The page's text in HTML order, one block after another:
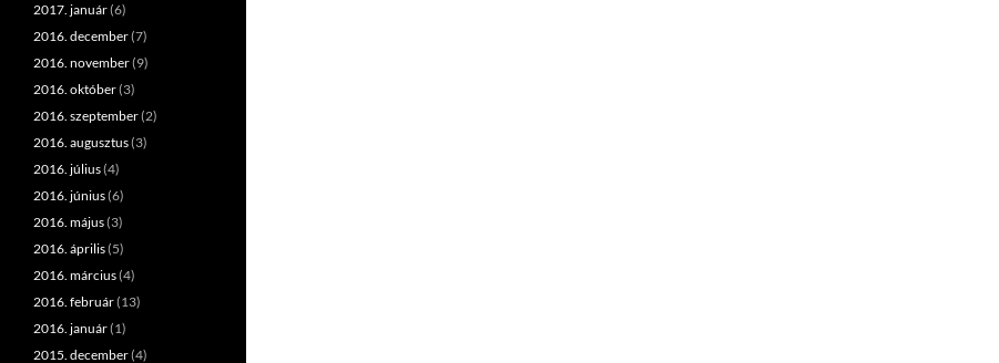
2017. január(6)
2016. december(7)
2016. november(9)
2016. október(3)
2016. szeptember(2)
2016. augusztus(3)
2016. július(4)
2016. június(6)
2016. május(3)
2016. április(5)
2016. március(4)
2016. február(13)
2016. január(1)
2015. december(4)